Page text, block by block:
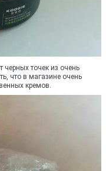
точек из очень
что в магазине очень
кремов.